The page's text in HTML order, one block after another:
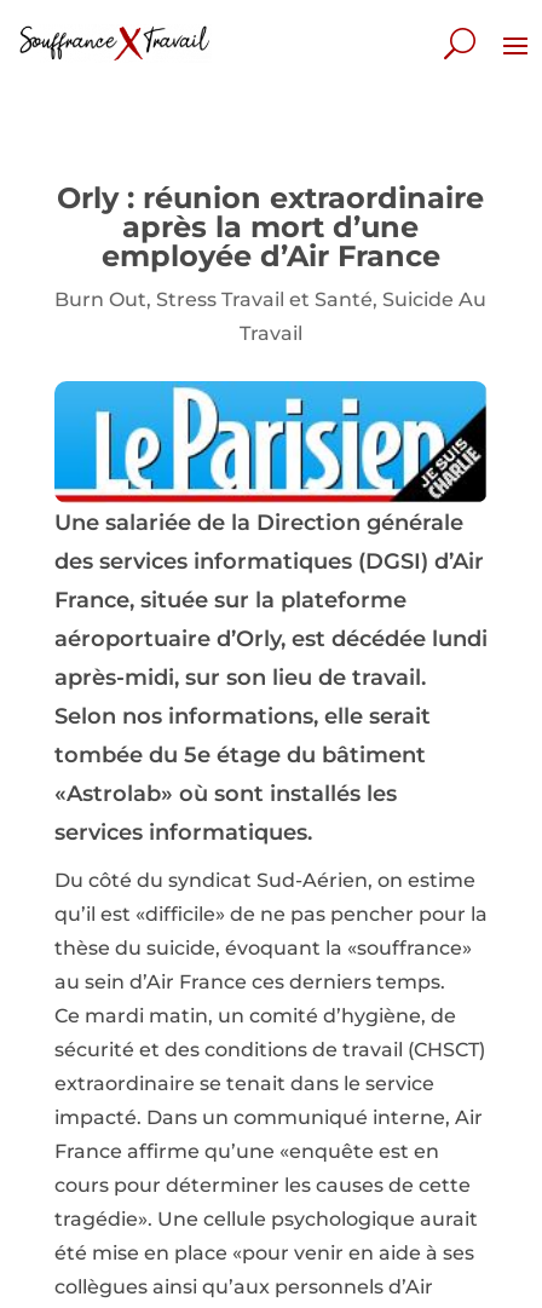
Orly : réunion extraordinaire
après la mort d’une
employée d’Air France
Burn Out,Stress Travail et Santé,Suicide Au
Travail
Une salariée de la Direction générale
des services informatiques (DGSI) d’Air
France, située sur la plateforme
aéroportuaire d’Orly, est décédée lundi
après-midi, sur son lieu de travail.
Selon nos informations, elle serait
tombée du 5e étage du bâtiment
«Astrolab» où sont installés les
services informatiques.
Du côté du syndicat Sud-Aérien, on estime
qu’il est «difficile» de ne pas pencher pour la
thèse du suicide, évoquant la «souffrance»
au sein d’Air France ces derniers temps.
Ce mardi matin, un comité d’hygiène, de
sécurité et des conditions de travail (CHSCT)
extraordinaire se tenait dans le service
impacté. Dans un communiqué interne, Air
France affirme qu’une «enquête est en
cours pour déterminer les causes de cette
tragédie». Une cellule psychologique aurait
été mise en place «pour venir en aide à ses
collègues ainsi qu’aux personnels d’Air